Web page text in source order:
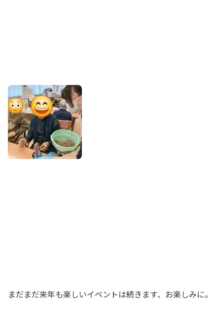
まだまだ来年も楽しいイベントは続きます、お楽しみに。